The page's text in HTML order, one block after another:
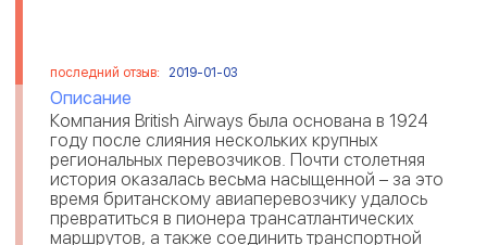
последний отзыв: 2019-01-03
Описание
Компания British Airways была основана в 1924
году после слияния нескольких крупных
региональных перевозчиков. Почти столетняя
история оказалась весьма насыщенной – за это
время британскому авиаперевозчику удалось
превратиться в пионера трансатлантических
маршрутов, а также соединить транспортной